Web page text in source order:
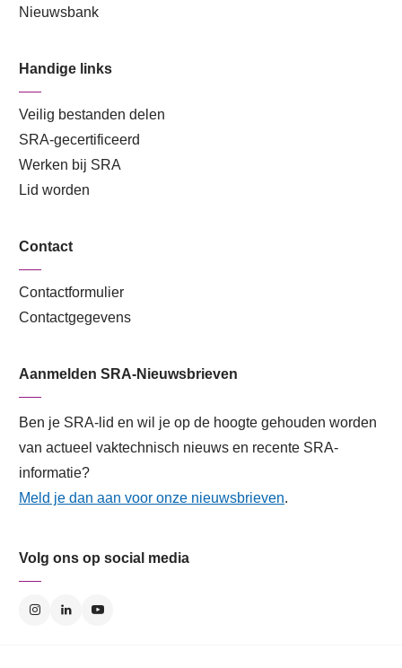
Nieuwsbank
Handige links
Veilig bestanden delen
SRA-gecertificeerd
Werken bij SRA
Lid worden
Contact
Contactformulier
Contactgegevens
Aanmelden SRA-Nieuwsbrieven
Ben je SRA-lid en wil je op de hoogte gehouden worden
van actueel vaktechnisch nieuws en recente SRA-
informatie?
Meld je dan aan voor onze nieuwsbrieven.
Volg ons op social media